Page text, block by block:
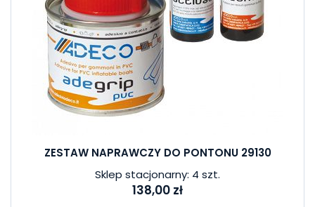
ZESTAW NAPRAWCZY DO PONTONU 29130
Sklep stacjonarny: 4 szt.
138,00 zł